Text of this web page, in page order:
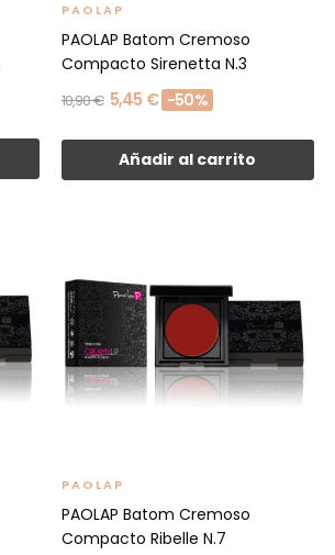
PAOLAP
PAOLAP Batom Cremoso
Compacto Sirenetta N.3
10,90 € 5,45 € -50%
Añadir al carrito
PAOLAP
PAOLAP Batom Cremoso
Compacto Ribelle N.7